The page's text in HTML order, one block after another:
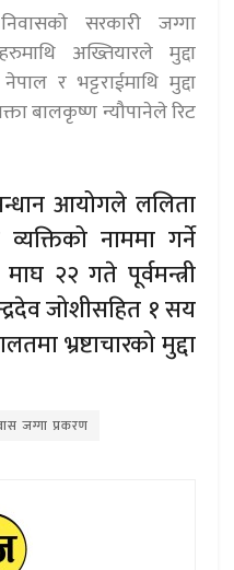
सरकारी जग्गा
अख्तियारले मुद्दा
नेपाल र भट्टराईमाथि मुद्दा
बालकृष्ण न्यौपानेले रिट
आयोगले ललिता
नाममा गर्ने
२२ गते पूर्वमन्त्री
जोशीसहित १ सय
भ्रष्टाचारको मुद्दा
जग्गा प्रकरण